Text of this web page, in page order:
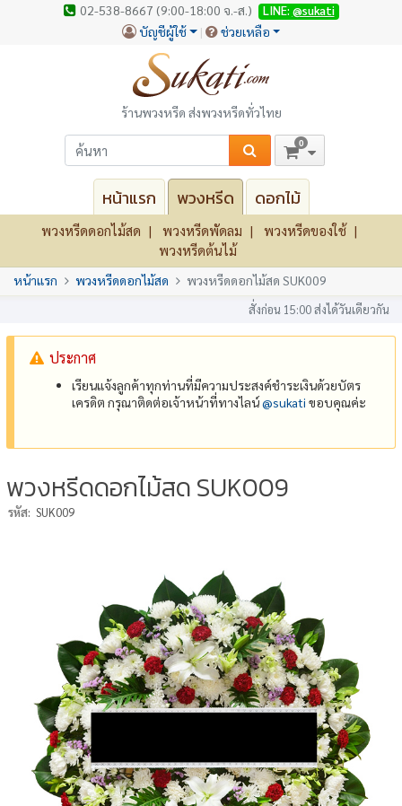
02-538-8667 (9:00-18:00 จ.-ส.) LINE: @sukati
บัญชีผู้ใช้ ช่วยเหลือ
ร้านพวงหรีด ส่งพวงหรีดทั่วไทย
0
หน้าแรก พวงหรีด ดอกไม้
พวงหรีดดอกไม้สด พวงหรีดพัดลม
พวงหรีดของใช้
พวงหรีดต้นไม้
หน้าแรก พวงหรีดดอกไม้สด พวงหรีดดอกไม้สด SUK009
สั่งก่อน 15:00 ส่งได้วันเดียวกัน
ประกาศ
เรียนแจ้งลูกค้าทุกท่านที่มีความประสงค์ชำระเงินด้วยบัตร
เครดิต กรุณาติดต่อเจ้าหน้าที่ทางไลน์@‌sukati ขอบคุณค่ะ
พวงหรีดดอกไม้สด SUK009
รหัส: SUK009